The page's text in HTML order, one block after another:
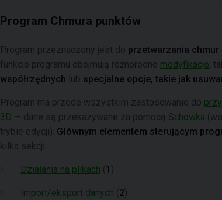
Program Chmura punktów
Program przeznaczony jest do przetwarzania chmur
funkcje programu obejmują różnorodne modyfikacje,
współrzędnych lub specjalne opcje, takie jak
Program ma przede wszystkim zastosowanie do
3D — dane są przekazywane za pomocą Schowka
trybie edycji). Głównym elementem sterującym
kilka sekcji:
Działania na plikach ( 1 )
Import/eksport danych ( 2)